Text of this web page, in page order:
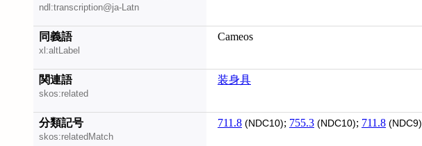
ndl:transcription@ja-Latn
同義語
xl:altLabel
Cameos
関連語
skos:related
装身具
分類記号
skos:relatedMatch
711.8 (NDC10); 755.3 (NDC10); 711.8 (NDC9)